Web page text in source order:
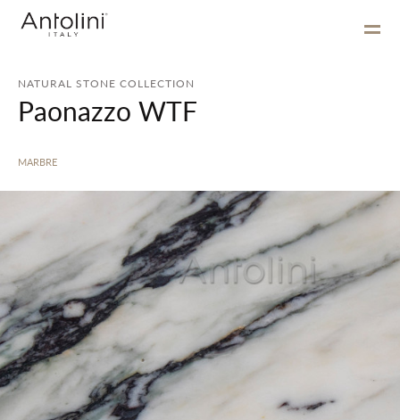
NATURAL STONE COLLECTION
Paonazzo WTF
MARBRE